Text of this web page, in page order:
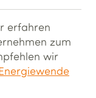
erfahren
zum
wir